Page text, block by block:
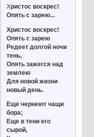
Христос воскрес!
Опять с зарею...
Христос воскрес!
Опять с зарею
Редеет долгой ночи
тень,
Опять зажегся над
землею
Для новой жизни
новый день.
Еще чернеют чащи
бора;
Еще в тени его
сырой,